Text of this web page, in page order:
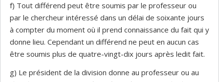
f) Tout différend peut être soumis par le professeur ou
par le chercheur intéressé dans un délai de soixante jours
à compter du moment où il prend connaissance du fait qui y
donne lieu. Cependant un différend ne peut en aucun cas
être soumis plus de quatre-vingt-dix jours après ledit fait.
g) Le président de la division donne au professeur ou au